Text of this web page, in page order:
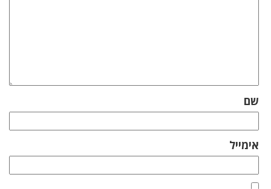
שם
אימייל